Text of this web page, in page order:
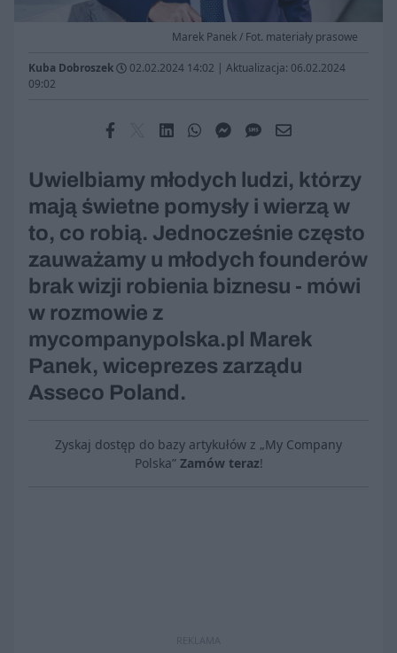
Marek Panek / Fot. materiały prasowe
Kuba Dobroszek 02.02.2024 14:02 | Aktualizacja: 06.02.2024
09:02
Uwielbiamy młodych ludzi, którzy
mają świetne pomysły i wierzą w
to, co robią. Jednocześnie często
zauważamy u młodych founderów
brak wizji robienia biznesu - mówi
w rozmowie z
mycompanypolska.pl Marek
Panek, wiceprezes zarządu
Asseco Poland.
Zyskaj dostęp do bazy artykułów z „My Company
Polska” Zamów teraz!
REKLAMA